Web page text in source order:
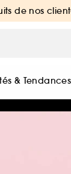
de nos
& Tendances